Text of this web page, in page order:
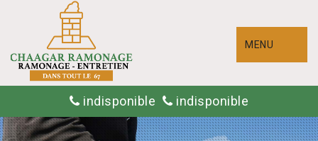
MENU
indisponible indisponible